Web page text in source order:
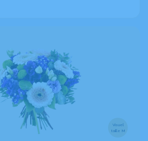
Visuel
taille M